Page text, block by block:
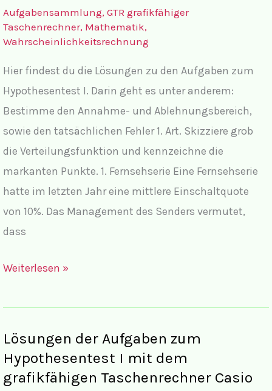
Aufgabensammlung, GTR grafikfähiger
Taschenrechner, Mathematik,
Wahrscheinlichkeitsrechnung
Hier findest du die Lösungen zu den Aufgaben zum
Hypothesentest I. Darin geht es unter anderem:
Bestimme den Annahme- und Ablehnungsbereich,
sowie den tatsächlichen Fehler 1. Art. Skizziere grob
die Verteilungsfunktion und kennzeichne die
markanten Punkte. 1. Fernsehserie Eine Fernsehserie
hatte im letzten Jahr eine mittlere Einschaltquote
von 10%. Das Management des Senders vermutet,
dass
Lösungen
Hypothesentest
Weiterlesen »
Lösungen der Aufgaben zum
Hypothesentest I mit dem
grafikfähigen Taschenrechner Casio